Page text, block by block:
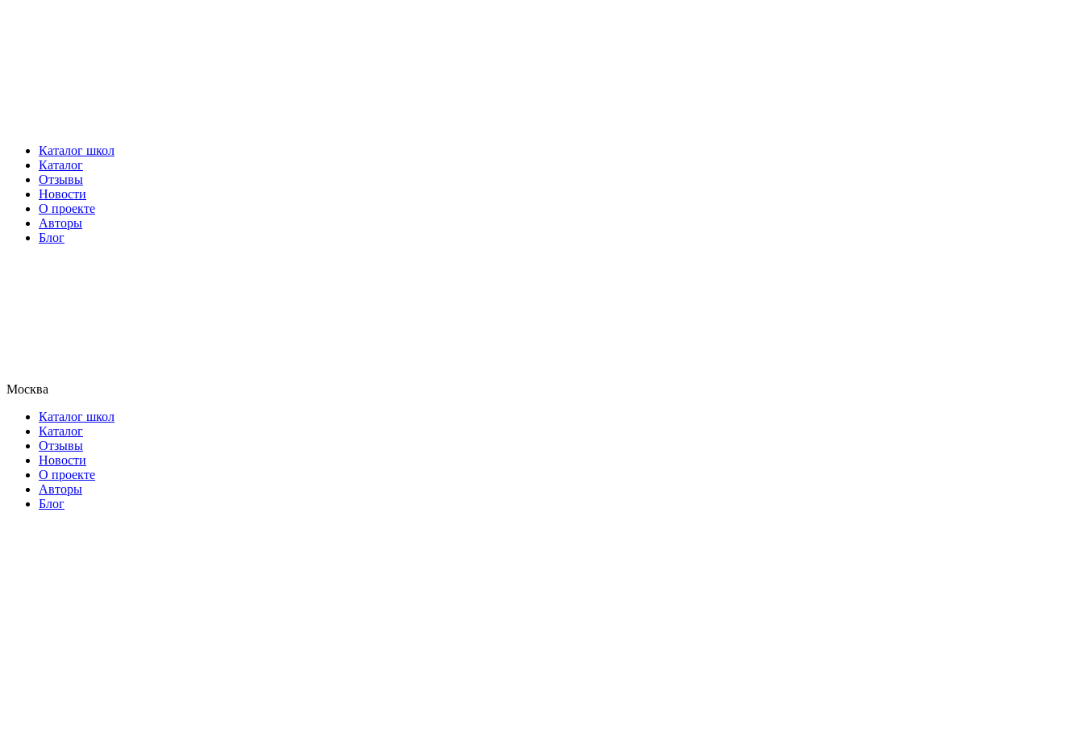
Каталог школ
Каталог
Отзывы
Новости
О проекте
Авторы
Блог
Москва
Каталог школ
Каталог
Отзывы
Новости
О проекте
Авторы
Блог